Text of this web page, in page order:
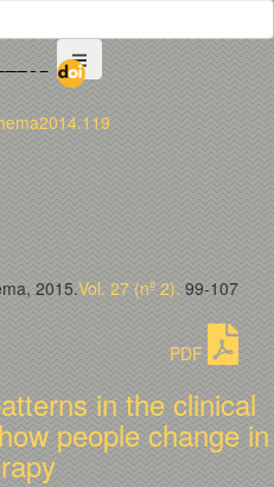
2015.Vol. 27 (nº 2). 99-107
PDF
in the clinical
people change in